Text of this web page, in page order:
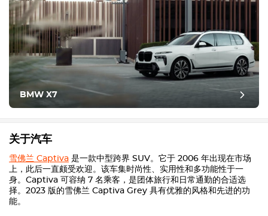
BMW X7
关于汽车
雪佛兰 Captiva 是一款中型跨界 SUV。它于 2006 年出现在市场
上，此后一直颇受欢迎。该车集时尚性、实用性和多功能性于一
身。Captiva 可容纳 7 名乘客，是团体旅行和日常通勤的合适选
择。2023 版的雪佛兰 Captiva Grey 具有优雅的风格和先进的功
能。